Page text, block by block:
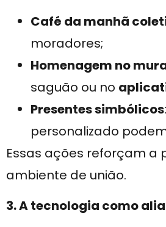
Café da manhã
moradores;
Homenagem no
saguão ou no
Presentes simbólicos
personalizado
Essas ações reforçam a
ambiente de união.
3. A tecnologia como